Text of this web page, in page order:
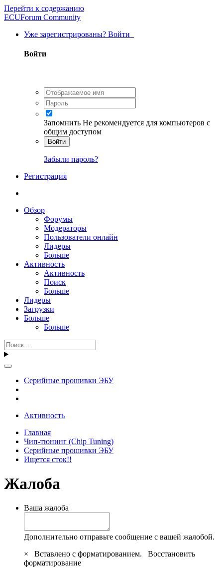
Перейти к содержанию
ECUForum Community
Уже зарегистрированы? Войти
Войти
Запомнить Не рекомендуется для компьютеров с
общим доступом
Войти
Забыли пароль?
Регистрация
Обзор
Форумы
Модераторы
Пользователи онлайн
Лидеры
Больше
Активность
Активность
Поиск
Больше
Лидеры
Загрузки
Больше
Больше
Серийные прошивки ЭБУ
Активность
Главная
Чип-тюнинг (Chip Tuning)
Серийные прошивки ЭБУ
Ищется сток!!
Жалоба
Ваша жалоба
Дополнительно отправьте сообщение с вашей жалобой.
×
Вставлено с форматированием. Восстановить
форматирование